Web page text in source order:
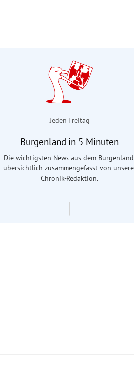
Jeden Freitag
Burgenland in 5 Minuten
Die wichtigsten News aus dem
übersichtlich zusammengefasst von
Chronik-Redaktion.